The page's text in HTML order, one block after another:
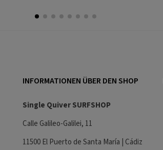
INFORMATIONEN ÜBER DEN SHOP
Single Quiver SURFSHOP
Calle Galileo-Galilei, 11
11500 El Puerto de Santa María | Cádiz